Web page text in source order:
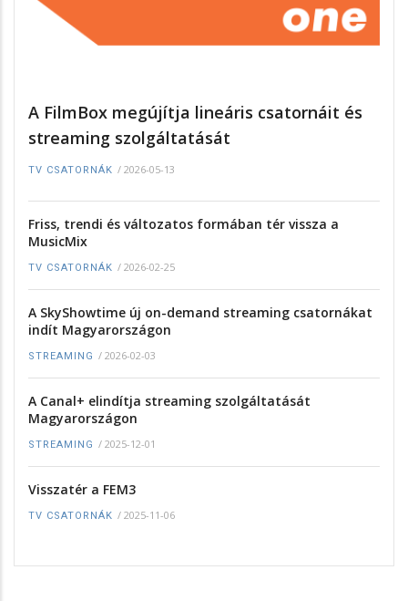
A FilmBox megújítja lineáris csatornáit és
streaming szolgáltatását
TV CSATORNÁK / 2026-05-13
Friss, trendi és változatos formában tér vissza a
MusicMix
TV CSATORNÁK / 2026-02-25
A SkyShowtime új on-demand streaming csatornákat
indít Magyarországon
STREAMING / 2026-02-03
A Canal+ elindítja streaming szolgáltatását
Magyarországon
STREAMING / 2025-12-01
Visszatér a FEM3
TV CSATORNÁK / 2025-11-06